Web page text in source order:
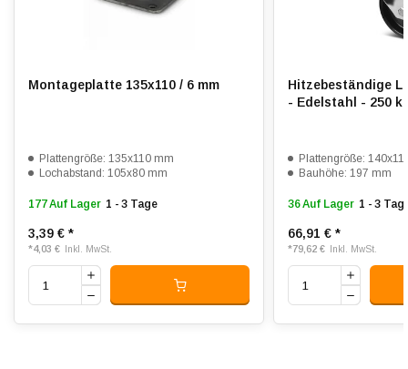
Montageplatte 135x110 / 6 mm
Plattengröße: 135x110 mm
Lochabstand: 105x80 mm
177 Auf Lager 1 - 3 Tage
3,39 € *
*4,03 € Inkl. MwSt.
Hitzebeständige
- Edelstahl - 250
Plattengröße:
Bauhöhe: 197 mm
36 Auf Lager 1 - 3
66,91 €*
*79,62 € Inkl. MwSt.